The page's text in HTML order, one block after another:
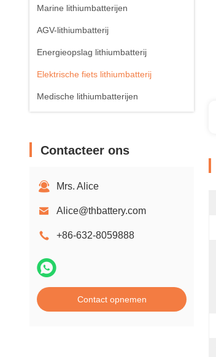
Marine lithiumbatterijen
AGV-lithiumbatterij
Energieopslag lithiumbatterij
Elektrische fiets lithiumbatterij
Medische lithiumbatterijen
Contacteer ons
Mrs. Alice
Alice@thbattery.com
+86-632-8059888
Contact opnemen